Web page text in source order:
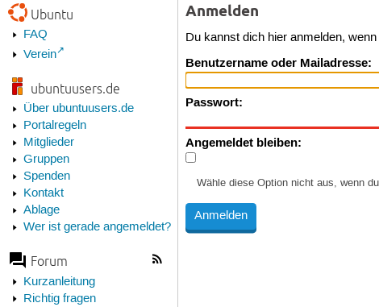
Ubuntu
FAQ
Verein
ubuntuusers.de
Über ubuntuusers.de
Portalregeln
Mitglieder
Gruppen
Spenden
Kontakt
Ablage
Wer ist gerade angemeldet?
Forum
Kurzanleitung
Richtig fragen
Anmelden
Du kannst dich hier anmelden,
Benutzername oder Mailadresse:
Passwort:
Angemeldet bleiben:
Wähle diese Option nicht aus, wenn